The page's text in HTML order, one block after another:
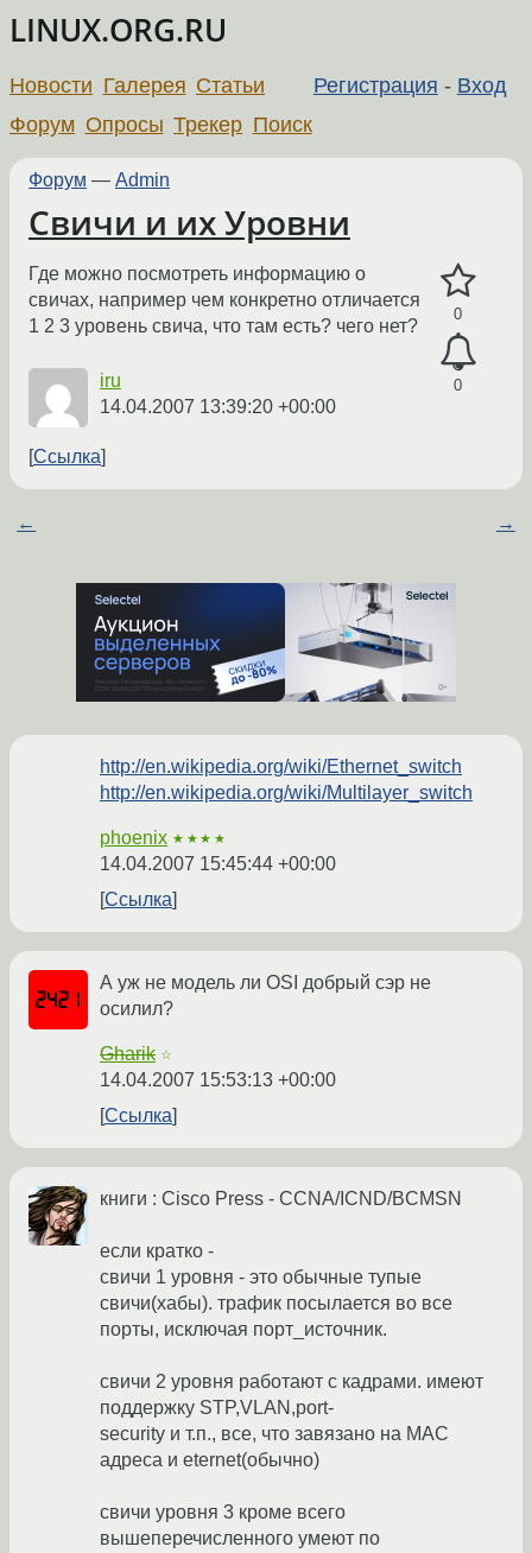
LINUX.ORG.RU
Регистрация - Вход
Новости Галерея Статьи
Форум Опросы Трекер Поиск
Форум — Admin
Свичи и их Уровни
0
0
Где можно посмотреть информацию о
свичах, например чем конкретно отличается
1 2 3 уровень свича, что там есть? чего нет?
iru
14.04.2007 13:39:20 +00:00
Ссылка
← →
http://en.wikipedia.org/wiki/Ethernet_switch
http://en.wikipedia.org/wiki/Multilayer_switch
phoenix ★★★★
14.04.2007 15:45:44 +00:00
Ссылка
А уж не модель ли OSI добрый сэр не
осилил?
Gharik ☆
14.04.2007 15:53:13 +00:00
Ссылка
книги : Cisco Press - CCNA/ICND/BCMSN
если кратко -
свичи 1 уровня - это обычные тупые
свичи(хабы). трафик посылается во все
порты, исключая порт_источник.
свичи 2 уровня работают с кадрами. имеют
поддержку STP,VLAN,port-
security и т.п., все, что завязано на MAC
адреса и eternet(обычно)
свичи уровня 3 кроме всего
вышеперечисленного умеют по